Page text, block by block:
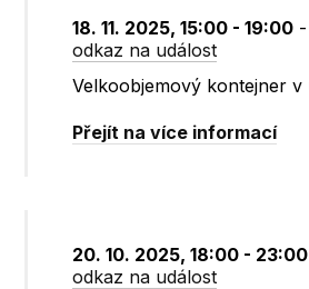
18. 11. 2025, 15:00 - 19:00 -
odkaz na událost
Velkoobjemový kontejner v
Přejít na více informací
20. 10. 2025, 18:00 - 23:00
odkaz na událost